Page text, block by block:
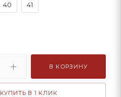
40 41
В КОРЗИНУ
КУПИТЬ В 1 КЛИК